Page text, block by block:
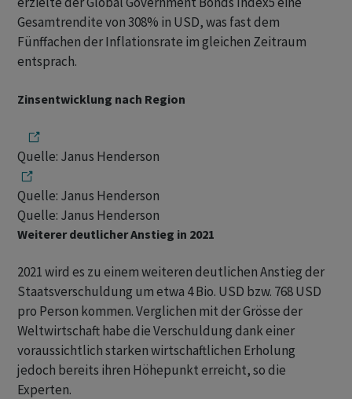
Gesamtrendite von 308% in USD, was fast dem
Fünffachen der Inflationsrate im gleichen Zeitraum
entsprach.
Zinsentwicklung nach Region
Quelle: Janus Henderson
Quelle: Janus Henderson
Quelle: Janus Henderson
Weiterer deutlicher Anstieg in 2021
2021 wird es zu einem weiteren deutlichen Anstieg der
Staatsverschuldung um etwa 4 Bio. USD bzw. 768 USD
pro Person kommen. Verglichen mit der Grösse der
Weltwirtschaft habe die Verschuldung dank einer
voraussichtlich starken wirtschaftlichen Erholung
jedoch bereits ihren Höhepunkt erreicht, so die
Experten.